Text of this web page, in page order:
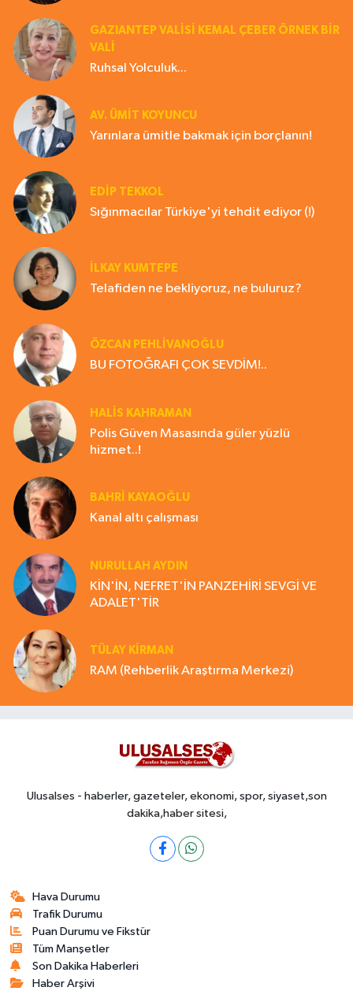
GAZIANTEP VALISI KEMAL ÇEBER ÖRNEK BİR
VALİ
Ruhsal Yolculuk...
AV. ÜMIT KOYUNCU
Yarınlara ümitle bakmak için borçlanın!
EDIP TEKKOL
Sığınmacılar Türkiye'yi tehdit ediyor (!)
İLKAY KUMTEPE
Telafiden ne bekliyoruz, ne buluruz?
ÖZCAN PEHLİVANOĞLU
BU FOTOĞRAFI ÇOK SEVDİM!..
HALIS KAHRAMAN
Polis Güven Masasında güler yüzlü
hizmet..!
BAHRI KAYAOĞLU
Kanal altı çalışması
NURULLAH AYDIN
KİN'İN, NEFRET'İN PANZEHİRİ SEVGİ VE
ADALET'TİR
TÜLAY KİRMAN
RAM (Rehberlik Araştırma Merkezi)
Ulusalses - haberler, gazeteler, ekonomi, spor, siyaset,son
dakika,haber sitesi,
Hava Durumu
Trafik Durumu
Puan Durumu ve Fikstür
Tüm Manşetler
Son Dakika Haberleri
Haber Arşivi